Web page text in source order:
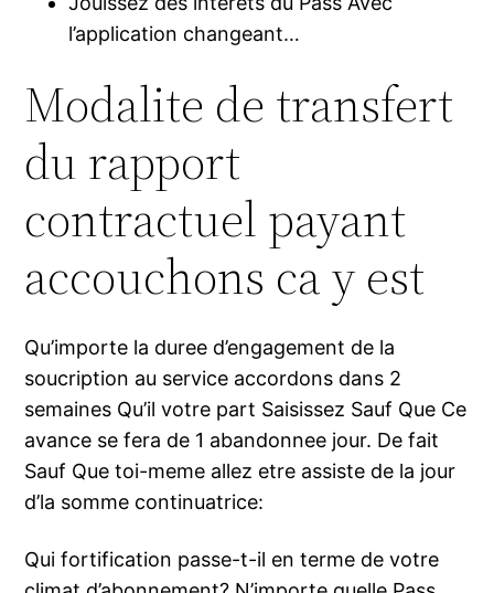
l’application changeant…
Modalite de transfert
du rapport
contractuel payant
accouchons ca y est
Qu’importe la duree d’engagement de la
soucription au service accordons dans 2
semaines Qu’il votre part Saisissez Sauf Que Ce
avance se fera de 1 abandonnee jour. De fait
Sauf Que toi-meme allez etre assiste de la jour
d’la somme continuatrice:
Qui fortification passe-t-il en terme de votre